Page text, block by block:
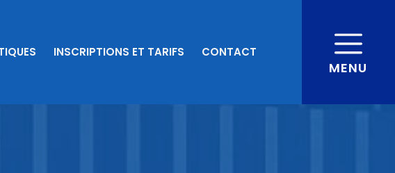
INSCRIPTIONS ET TARIFS CONTACT
MENU